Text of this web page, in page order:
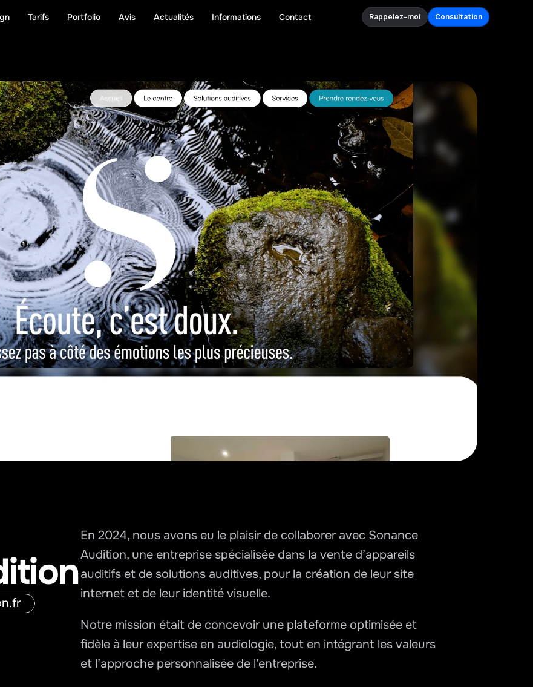
Tarifs Portfolio Avis Actualités Informations Contact Rappelez-moi Consultation
En 2024, nous avons eu le plaisir de collaborer avec Sonance
Audition, une entreprise spécialisée dans la vente d’appareils
auditifs et de solutions auditives, pour la création de leur site
internet et de leur identité visuelle.
Notre mission était de concevoir une plateforme optimisée et
fidèle à leur expertise en audiologie, tout en intégrant les valeurs
et l’approche personnalisée de l’entreprise.